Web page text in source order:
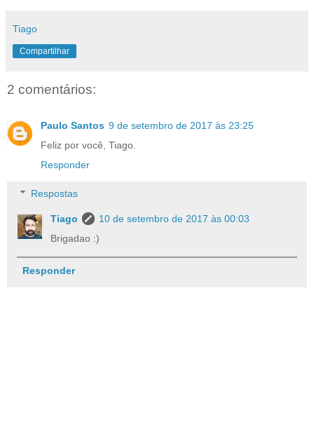
Tiago
Compartilhar
2 comentários:
Paulo Santos 9 de setembro de 2017 às 23:25
Feliz por você, Tiago.
Responder
Respostas
Tiago
10 de setembro de 2017 às 00:03
Brigadao :)
Responder